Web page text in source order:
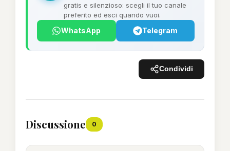
gratis e silenzioso: scegli il tuo canale
preferito ed esci quando vuoi.
WhatsApp Telegram
Condividi
Discussione 0